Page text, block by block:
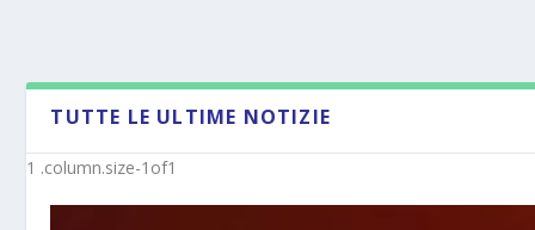
TUTTE LE ULTIME NOTIZIE